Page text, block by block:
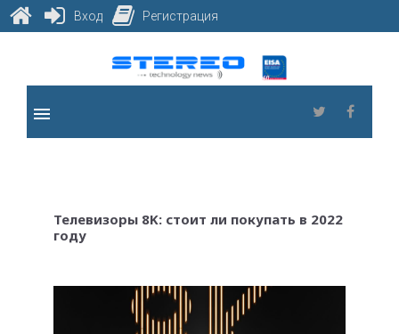
content
Twitter
menu
Телевизоры 8K: стоит ли покупать в 2022
году
Вход Регистрация